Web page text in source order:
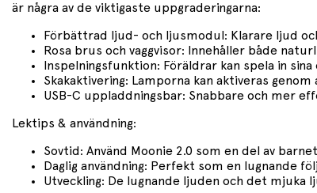
är några av de viktigaste uppgraderingarna:
Förbättrad ljud- och ljusmodul: Klarare ljud
Rosa brus och vaggvisor: Innehåller både
Inspelningsfunktion: Föräldrar kan spela in
Skakaktivering: Lamporna kan aktiveras genom
USB-C uppladdningsbar: Snabbare och mer
Lektips & användning:
Sovtid: Använd Moonie 2.0 som en del av
Daglig användning: Perfekt som en lugnande
Utveckling: De lugnande ljuden och det